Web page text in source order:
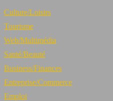
Culture/Loisirs
Tourisme
Web/Multimédia
Santé/Beauté
Business/Finances
Entreprise/Commerce
Emploi